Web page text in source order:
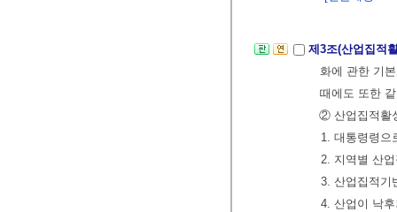
제3조(산업집적
화에 관한 기
때에도 또한
② 산업집적활
1. 대통령령으
2. 지역별 산
3. 산업집적기
4. 산업이 낙